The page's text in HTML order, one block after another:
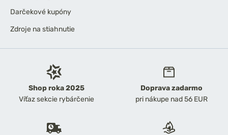
Shop roka 2025
Víťaz sekcie rybárčenie
Doprava zadarmo
pri nákupe nad 56 EUR
Darčekové kupóny
Zdroje na stiahnutie